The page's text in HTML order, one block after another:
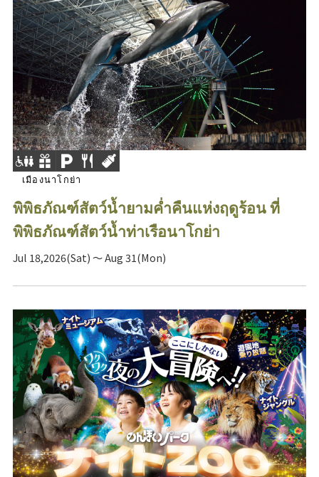
เมืองนาโกย่า
พิพิธภัณฑ์สัตว์น้ำยามค่ำคืนแห่งฤดูร้อน ที่
พิพิธภัณฑ์สัตว์น้ำท่าเรือนาโกย่า
Jul 18,2026(Sat) ～ Aug 31(Mon)